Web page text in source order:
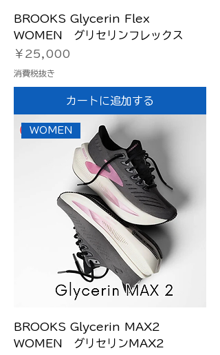
BROOKS Glycerin Flex
WOMEN グリセリンフレックス
価格
￥25,000
消費税抜き
カートに追加する
WOMEN
BROOKS Glycerin MAX2
WOMEN グリセリンMAX2